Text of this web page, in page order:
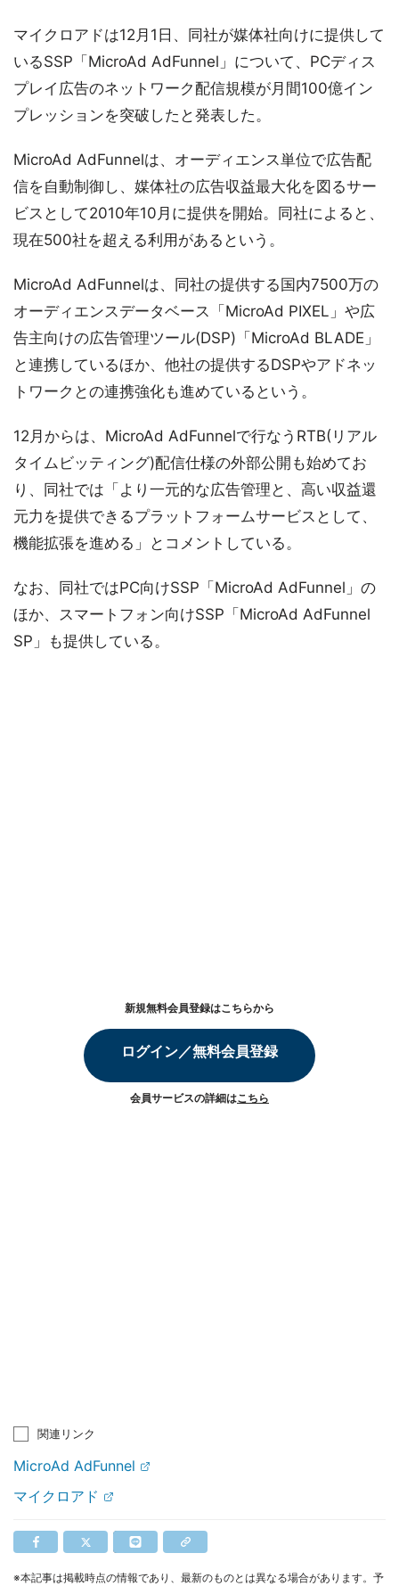
マイクロアドは12月1日、同社が媒体社向けに提供して
いるSSP「MicroAd AdFunnel」について、PCディス
プレイ広告のネットワーク配信規模が月間100億イン
プレッションを突破したと発表した。
MicroAd AdFunnelは、オーディエンス単位で広告配
信を自動制御し、媒体社の広告収益最大化を図るサー
ビスとして2010年10月に提供を開始。同社によると、
現在500社を超える利用があるという。
MicroAd AdFunnelは、同社の提供する国内7500万の
オーディエンスデータベース「MicroAd PIXEL」や広
告主向けの広告管理ツール(DSP)「MicroAd BLADE」
と連携しているほか、他社の提供するDSPやアドネッ
トワークとの連携強化も進めているという。
12月からは、MicroAd AdFunnelで行なうRTB(リアル
タイムビッティング)配信仕様の外部公開も始めてお
り、同社では「より一元的な広告管理と、高い収益還
元力を提供できるプラットフォームサービスとして、
機能拡張を進める」とコメントしている。
なお、同社ではPC向けSSP「MicroAd AdFunnel」の
ほか、スマートフォン向けSSP「MicroAd AdFunnel
SP」も提供している。
新規無料会員登録はこちらから
ログイン／無料会員登録
会員サービスの詳細はこちら
関連リンク
MicroAd AdFunnel
マイクロアド
※本記事は掲載時点の情報であり、最新のものとは異なる場合があります。予